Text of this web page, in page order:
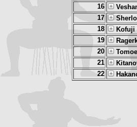
16
17
18
Kofuji
19
20
21
22